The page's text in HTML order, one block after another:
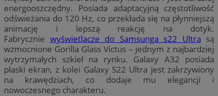
energooszczędny. Posiada adaptacyjną częstotliwość
odświeżania do 120 Hz, co przekłada się na płynniejszą
animację i lepszą reakcję na dotyk.
Fabrycznie wyświetlacze do Samsunga s22 Ultra są
wzmocnione Gorilla Glass Victus – jednym z najbardziej
wytrzymałych szkieł na rynku. Galaxy A32 posiada
płaski ekran, z kolei Galaxy S22 Ultra jest zakrzywiony
na krawędziach, co dodaje mu elegancji i
nowoczesnego charakteru.